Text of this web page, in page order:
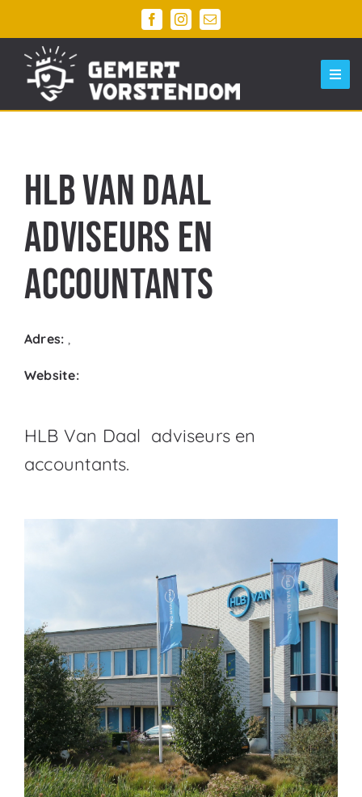
naar
inhoud
Evenementen
Agenda
Parkeren
HLB Van Daal
Adviseurs en
Accountants
Adres: ,
Website:
HLB Van Daal adviseurs en
accountants.